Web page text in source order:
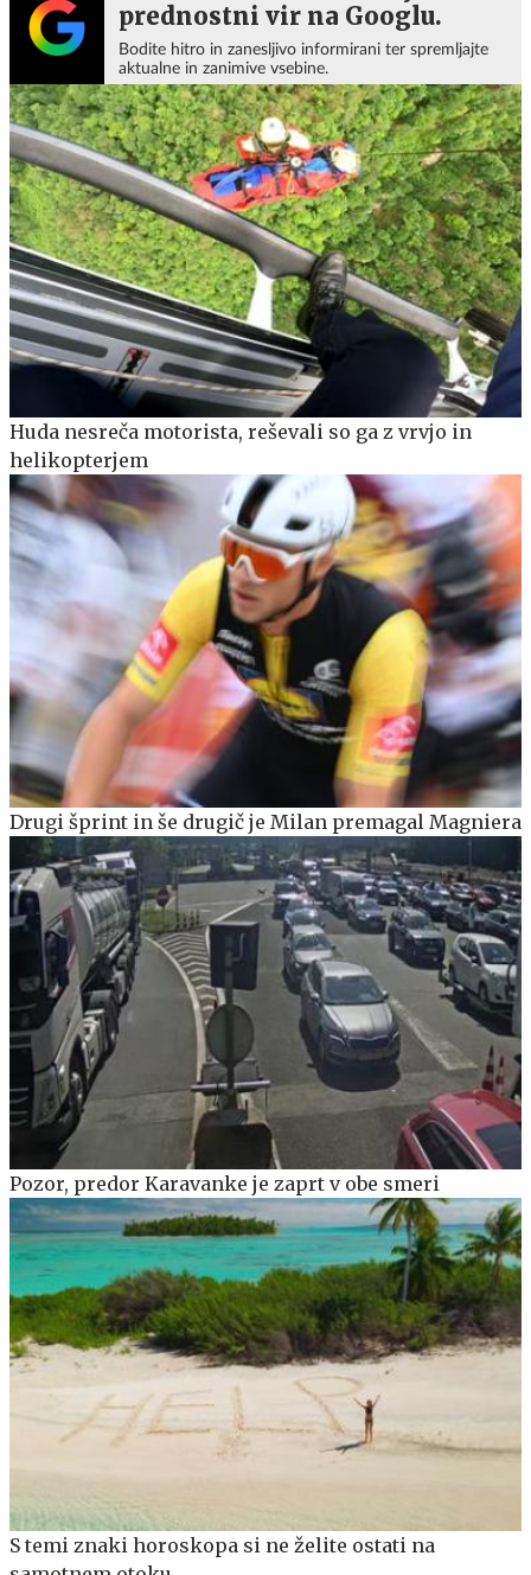
prednostni vir na Googlu.
Bodite hitro in zanesljivo informirani ter spremljajte
aktualne in zanimive vsebine.
Huda nesreča motorista, reševali so ga z vrvjo in
helikopterjem
Drugi šprint in še drugič je Milan premagal Magniera
Pozor, predor Karavanke je zaprt v obe smeri
S temi znaki horoskopa si ne želite ostati na